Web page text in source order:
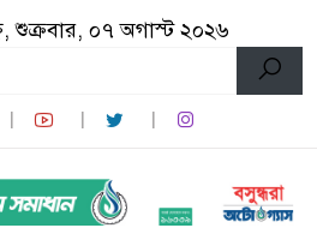
শুক্রবার, ০৭ অগাস্ট ২০২৬